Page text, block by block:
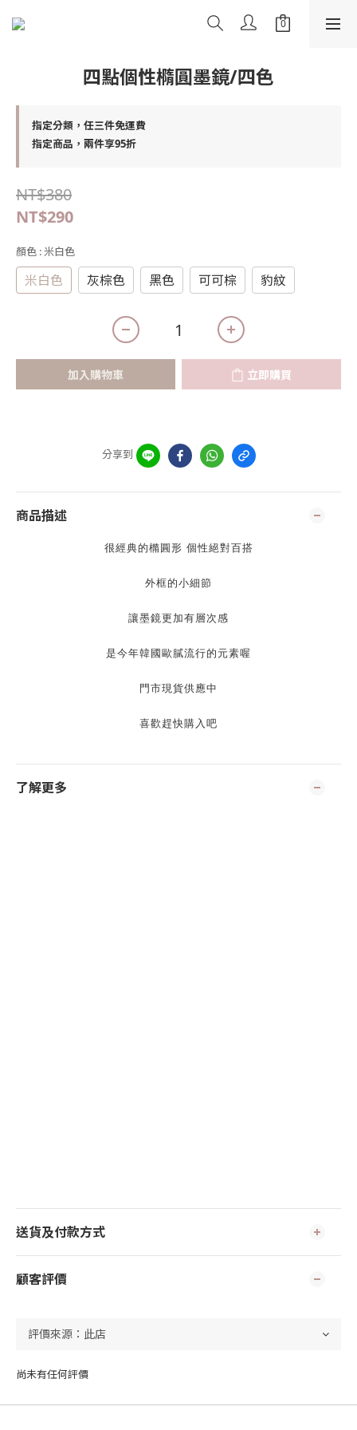
四點個性橢圓墨鏡/四色
指定分類，任三件免運費
指定商品，兩件享95折
NT$380
NT$290
顏色 : 米白色
米白色 灰棕色 黑色 可可棕 豹紋
加入購物車 立即購買
分享到
商品描述
很經典的橢圓形 個性絕對百搭
外框的小細節
讓墨鏡更加有層次感
是今年韓國歐膩流行的元素喔
門市現貨供應中
喜歡趕快購入吧
了解更多
送貨及付款方式
顧客評價
尚未有任何評價